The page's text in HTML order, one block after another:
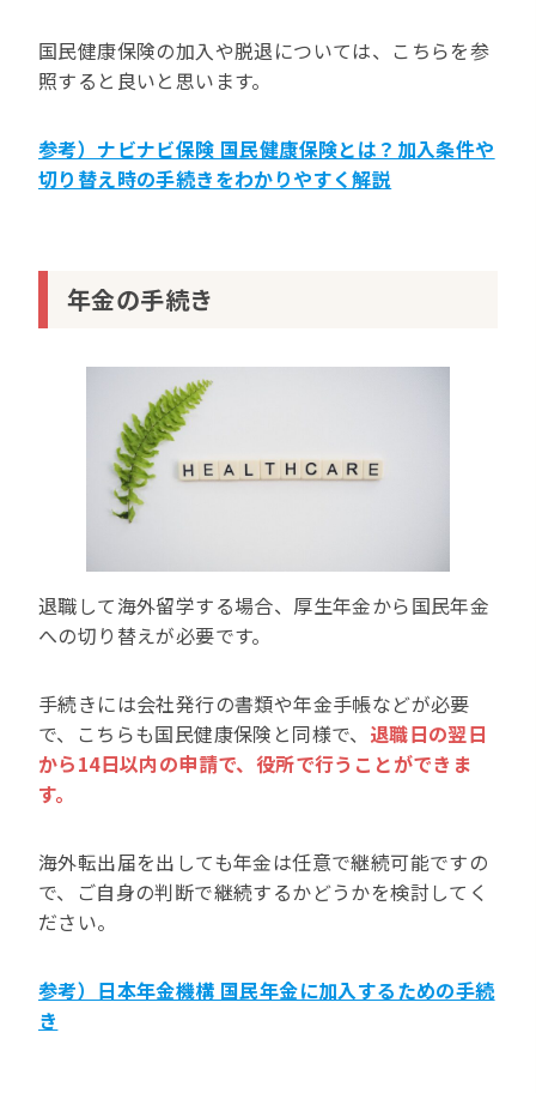
国民健康保険の加入や脱退については、こちらを参
照すると良いと思います。
参考）ナビナビ保険 国民健康保険とは？加入条件や
切り替え時の手続きをわかりやすく解説
年金の手続き
退職して海外留学する場合、厚生年金から国民年金
への切り替えが必要です。
手続きには会社発行の書類や年金手帳などが必要
で、こちらも国民健康保険と同様で、 退職日の翌日
から14日以内の申請で、役所で行うことができま
す。
海外転出届を出しても年金は任意で継続可能ですの
で、ご自身の判断で継続するかどうかを検討してく
ださい。
参考）日本年金機構 国民年金に加入するための手続
き